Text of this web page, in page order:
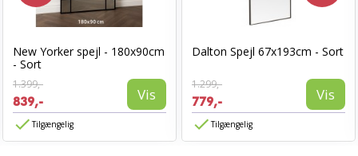
New Yorker spejl - 180x90cm
- Sort
1.399,-
839,- Vis
Tilgængelig
Dalton Spejl 67x193cm - Sort
1.299,-
779,- Vis
Tilgængelig